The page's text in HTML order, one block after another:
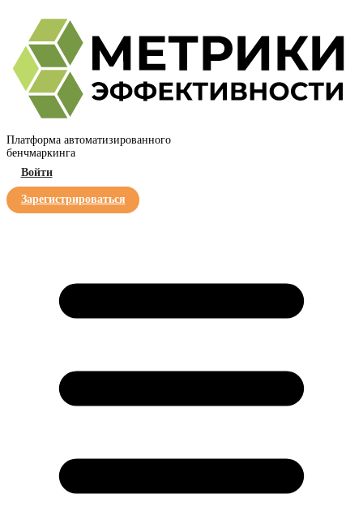
Платформа автоматизированного
бенчмаркинга
Войти
Зарегистрироваться